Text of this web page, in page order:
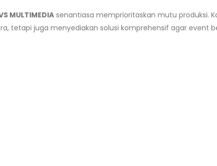
MULTIMEDIA senantiasa memprioritaskan mutu produksi.
tetapi juga menyediakan solusi komprehensif agar event